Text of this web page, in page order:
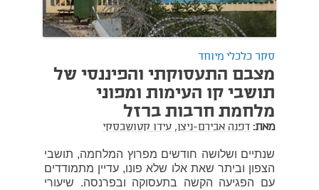
סקר כלכלי מיוחד
מצבם התעסוקתי והפיננסי של
תושבי קו העימות ומפוני
מלחמת חרבות ברזל
מאת: דפנה אבירם-ניצן, עידו קטושבסקי
שנתיים ושלושה חודשים מפרוץ המלחמה, תושבי
הצפון וביתר שאת אלו שלא פונו, עדיין מתמודדים
עם הפגיעה הקשה בתעסוקה ובפרנסה. שיעורי